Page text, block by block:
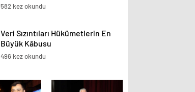
582 kez okundu
Veri Sızıntıları Hükümetlerin En
Büyük Kâbusu
496 kez okundu